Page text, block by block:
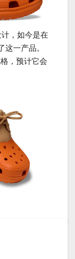
，如今是在
这一产品。
，预计它会